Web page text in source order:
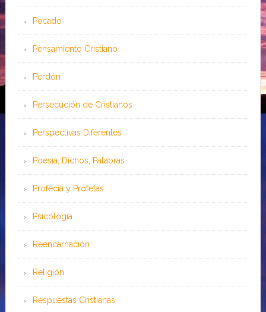
Pecado
Pensamiento Cristiano
Perdón
Persecución de Cristianos
Perspectivas Diferentes
Poesía, Dichos, Palabras
Profecía y Profetas
Psicología
Reencarnación
Religión
Respuestas Cristianas